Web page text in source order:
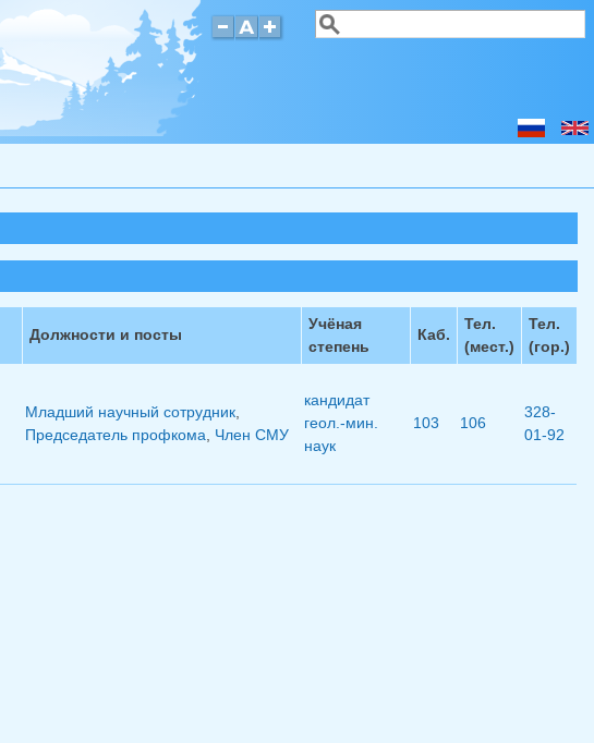
Форма поиска
Поиск
Должности и посты
Учёная
степень
Каб.
Тел.
(мест.)
Тел.
(гор.)
Младший научный сотрудник,
Председатель профкома, Член СМУ
кандидат
геол.-мин.
наук
103 106
328-
01-92